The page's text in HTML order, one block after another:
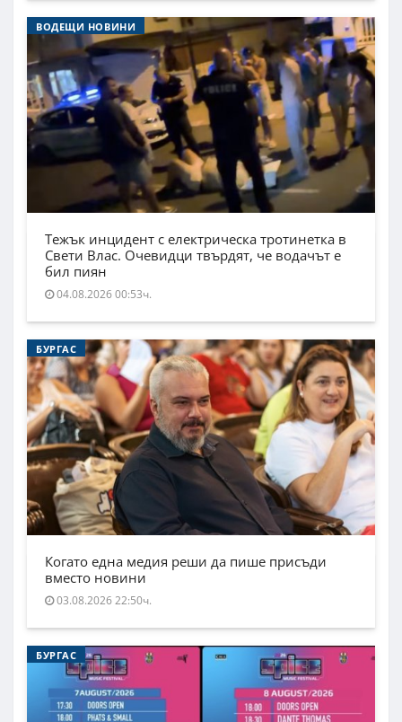
ВОДЕЩИ НОВИНИ
Тежък инцидент с електрическа тротинетка в
Свети Влас. Очевидци твърдят, че водачът е
бил пиян
04.08.2026 00:53ч.
БУРГАС
Когато една медия реши да пише присъди
вместо новини
03.08.2026 22:50ч.
БУРГАС